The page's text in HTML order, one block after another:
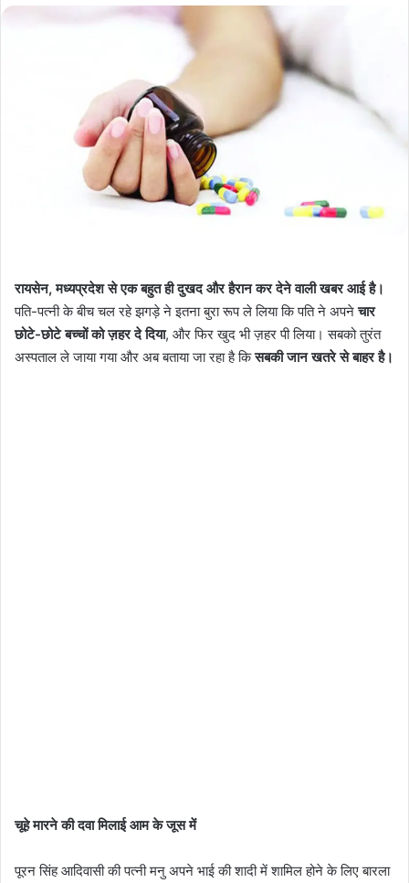
रायसेन, मध्यप्रदेश से एक बहुत ही दुखद और हैरान कर देने वाली खबर आई है।
पति-पत्नी के बीच चल रहे झगड़े ने इतना बुरा रूप ले लिया कि पति ने अपनेचार
छोटे-छोटे बच्चों को ज़हर दे दिया, और फिर खुद भी ज़हर पी लिया। सबको तुरंत
अस्पताल ले जाया गया और अब बताया जा रहा है किसबकी जान खतरे से बाहर है।
चूहे मारने की दवा मिलाई आम के जूस में
पूरन सिंह आदिवासी की पत्नी मनु अपने भाई की शादी में शामिल होने के लिए बारला